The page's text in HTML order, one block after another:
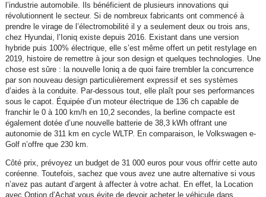
l’industrie automobile. Ils bénéficient de plusieurs innovations qui
révolutionnent le secteur. Si de nombreux fabricants ont commencé à
prendre le virage de l’électromobilité il y a seulement deux ou trois ans,
chez Hyundai, l’Ioniq existe depuis 2016. Existant dans une version
hybride puis 100% électrique, elle s’est même offert un petit restylage en
2019, histoire de remettre à jour son design et quelques technologies. Une
chose est sûre : la nouvelle Ioniq a de quoi faire trembler la concurrence
par son nouveau design particulièrement expressif et ses systèmes
d’aides à la conduite. Par-dessous tout, elle plaît pour ses performances
sous le capot. Équipée d’un moteur électrique de 136 ch capable de
franchir le 0 à 100 km/h en 10,2 secondes, la berline compacte est
également dotée d’une nouvelle batterie de 38,3 kWh offrant une
autonomie de 311 km en cycle WLTP. En comparaison, le Volkswagen e-
Golf n’offre que 230 km.
Côté prix, prévoyez un budget de 31 000 euros pour vous offrir cette auto
coréenne. Toutefois, sachez que vous avez une autre alternative si vous
n’avez pas autant d’argent à affecter à votre achat. En effet, la Location
avec Option d’Achat vous évite de devoir acheter le véhicule dans